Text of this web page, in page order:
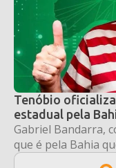
Tenóbio
estadual pela
Gabriel Bandarra,
que é pela Bahia